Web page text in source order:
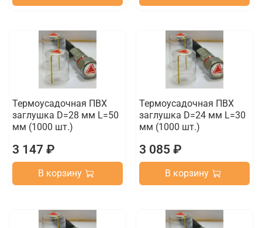
Термоусадочная ПВХ
заглушка D=28 мм L=50
мм (1000 шт.)
3 147 ₽
В корзину
Термоусадочная ПВХ
заглушка D=24 мм L=30
мм (1000 шт.)
3 085 ₽
В корзину